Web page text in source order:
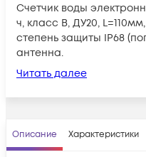
Счетчик воды
ч, класс В, ДУ20,
степень защиты IP68
антенна.
Читать далее
Описание Характеристики